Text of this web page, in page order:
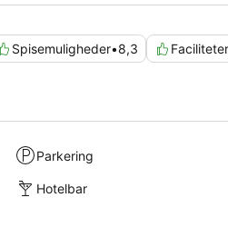
Spisemuligheder•8,3 Faciliteter
Parkering
Hotelbar